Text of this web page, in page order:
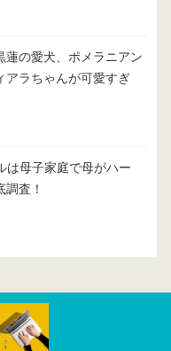
蓮の愛犬、ポメラニアン
アラちゃんが可愛すぎ
は母子家庭で母がハー
査！